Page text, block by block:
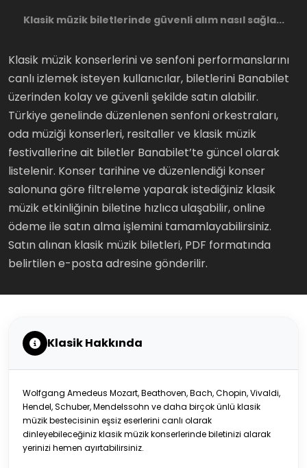
Klasik müzik biletlerinde güvenli alım nasıl sağla...
Klasik müzik konserlerini ve senfoni performanslarını
canlı izlemek isteyen kullanıcılar, biletlerini Banabilet
üzerinden kolay ve güvenli şekilde satın alabilir.
Türkiye genelinde düzenlenen senfoni orkestraları,
oda müziği konserleri, resitaller ve klasik müzik
festivallerine ait biletler Banabilet’te güncel olarak
listelenir. Konser tarihine ve düzenlendiği konser
salonuna göre filtreleme yaparak istediğiniz klasik
müzik etkinliğinin biletine hızlıca ulaşabilir, online
ödeme ile satın alma işlemini tamamlayabilirsiniz.
Satın alınan klasik müzik biletleri, PDF formatında
belirtilen e-posta adresine gönderilir.
Klasik Hakkında
Wolfgang Amedeus Mozart, Beathoven, Bach, Chopin, Vivaldi,
Hendel, Schuber, Mendelssohn ve daha birçok ünlü klasik
müzik bestecisinin eşsiz eserlerini canlı olarak
dinleyebileceğiniz klasik müzik konserlerinde biletinizi alarak
yerinizi hemen ayırtabilirsiniz.